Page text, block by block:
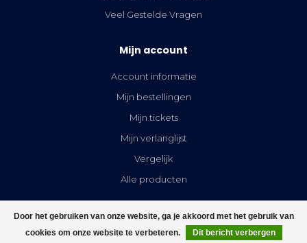
Door het gebruiken van onze website, ga je akkoord met het gebruik van
cookies om onze website te verbeteren.
Dit bericht verbergen
Veel Gestelde Vragen
Mijn account
Account informatie
Mijn bestellingen
Mijn tickets
Mijn verlanglijst
Vergelijk
Alle producten
FILTERS